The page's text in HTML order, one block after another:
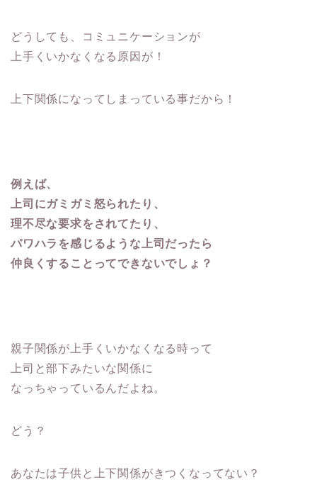
どうしても、コミュニケーションが
上手くいかなくなる原因が！
上下関係になってしまっている事だから！
例えば、
上司にガミガミ怒られたり、
理不尽な要求をされてたり、
パワハラを感じるような上司だったら
仲良くすることってできないでしょ？
親子関係が上手くいかなくなる時って
上司と部下みたいな関係に
なっちゃっているんだよね。
どう？
あなたは子供と上下関係がきつくなってない？